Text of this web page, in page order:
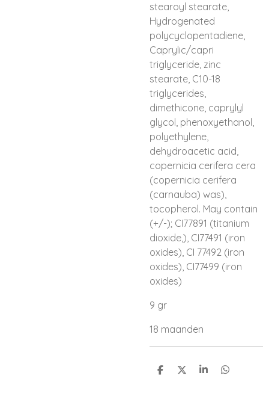
stearoyl stearate,
Hydrogenated
polycyclopentadiene,
Caprylic/capri
triglyceride, zinc
stearate, C10-18
triglycerides,
dimethicone, caprylyl
glycol, phenoxyethanol,
polyethylene,
dehydroacetic acid,
copernicia cerifera cera
(copernicia cerifera
(carnauba) was),
tocopherol. May contain
(+/-); CI77891 (titanium
dioxide,), CI77491 (iron
oxides), CI 77492 (iron
oxides), CI77499 (iron
oxides)
9 gr
18 maanden
D
D
S
D